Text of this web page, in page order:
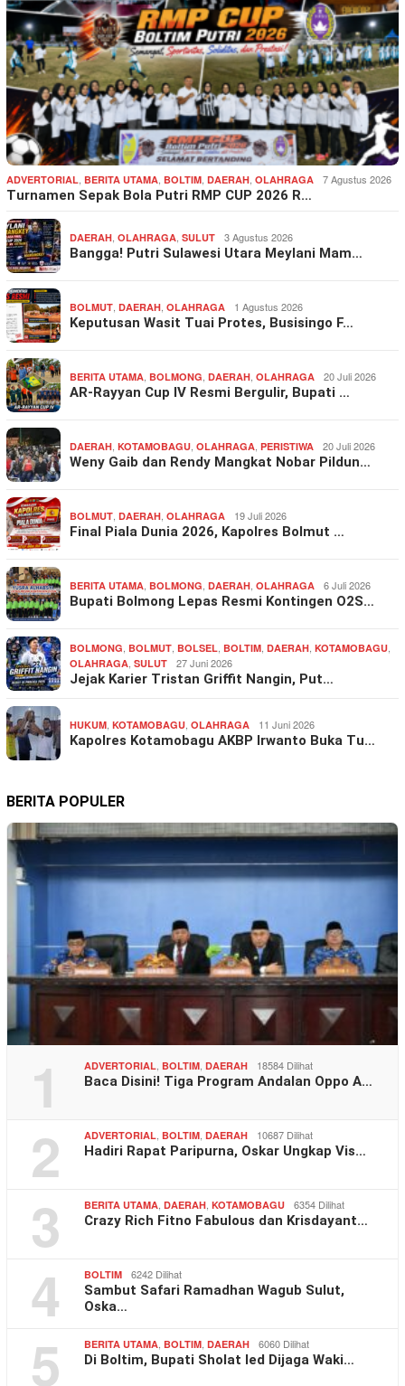
ADVERTORIAL BERITA UTAMA BOLTIM DAERAH OLAHRAGA 7 Agustus 2026
Turnamen Sepak Bola Putri RMP CUP 2026 R…
DAERAH OLAHRAGA SULUT 3 Agustus 2026
Bangga! Putri Sulawesi Utara Meylani Mam…
BOLMUT DAERAH OLAHRAGA 1 Agustus 2026
Keputusan Wasit Tuai Protes, Busisingo F…
BERITA UTAMA BOLMONG DAERAH OLAHRAGA 20 Juli 2026
AR-Rayyan Cup IV Resmi Bergulir, Bupati …
DAERAH KOTAMOBAGU OLAHRAGA PERISTIWA 20 Juli 2026
Weny Gaib dan Rendy Mangkat Nobar Pildun…
BOLMUT DAERAH OLAHRAGA 19 Juli 2026
Final Piala Dunia 2026, Kapolres Bolmut …
BERITA UTAMA BOLMONG DAERAH OLAHRAGA 6 Juli 2026
Bupati Bolmong Lepas Resmi Kontingen O2S…
BOLMONG BOLMUT BOLSEL BOLTIM DAERAH KOTAMOBAGU
OLAHRAGA SULUT 27 Juni 2026
Jejak Karier Tristan Griffit Nangin, Put…
HUKUM KOTAMOBAGU OLAHRAGA 11 Juni 2026
Kapolres Kotamobagu AKBP Irwanto Buka Tu…
BERITA POPULER
1 ADVERTORIAL BOLTIM DAERAH 18584 Dilihat
Baca Disini! Tiga Program Andalan Oppo A…
2 ADVERTORIAL BOLTIM DAERAH 10687 Dilihat
Hadiri Rapat Paripurna, Oskar Ungkap Vis…
3 BERITA UTAMA DAERAH KOTAMOBAGU 6354 Dilihat
Crazy Rich Fitno Fabulous dan Krisdayant…
4 BOLTIM 6242 Dilihat
Sambut Safari Ramadhan Wagub Sulut,
Oska…
5 BERITA UTAMA BOLTIM DAERAH 6060 Dilihat
Di Boltim, Bupati Sholat Ied Dijaga Waki…